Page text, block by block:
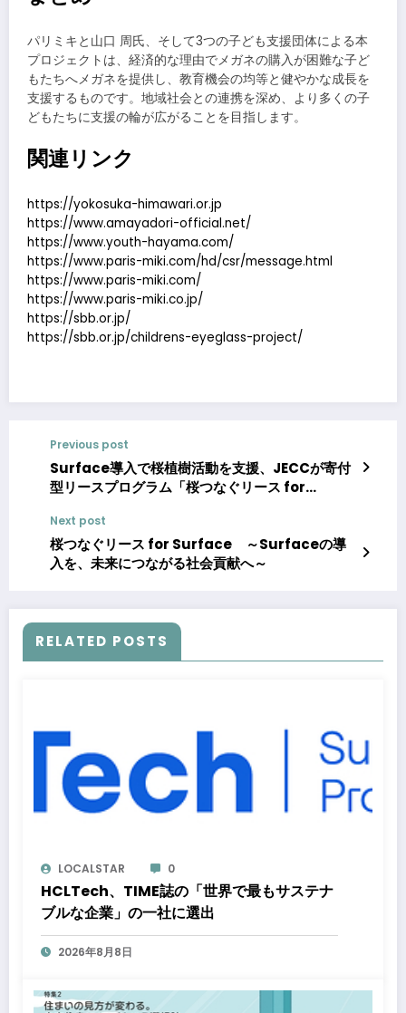
パリミキと山口 周氏、そして3つの子ども支援団体による本
プロジェクトは、経済的な理由でメガネの購入が困難な子ど
もたちへメガネを提供し、教育機会の均等と健やかな成長を
支援するものです。地域社会との連携を深め、より多くの子
どもたちに支援の輪が広がることを目指します。
関連リンク
https://yokosuka-himawari.or.jp
https://www.amayadori-official.net/
https://www.youth-hayama.com/
https://www.paris-miki.com/hd/csr/message.html
https://www.paris-miki.com/
https://www.paris-miki.co.jp/
https://sbb.or.jp/
https://sbb.or.jp/childrens-eyeglass-project/
Previous post
Surface導入で桜植樹活動を支援、JECCが寄付
型リースプログラム「桜つなぐリース for
Next post
桜つなぐリース for Surface ～Surfaceの導
入を、未来につながる社会貢献へ～
RELATED POSTS
LOCALSTAR 0
HCLTech、TIME誌の「世界で最もサステナ
ブルな企業」の一社に選出
2026年8月8日